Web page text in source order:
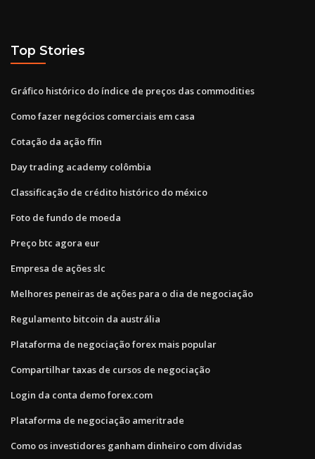
Top Stories
Gráfico histórico do índice de preços das commodities
Como fazer negócios comerciais em casa
Cotação da ação ffin
Day trading academy colômbia
Classificação de crédito histórico do méxico
Foto de fundo de moeda
Preço btc agora eur
Empresa de ações slc
Melhores peneiras de ações para o dia de negociação
Regulamento bitcoin da austrália
Plataforma de negociação forex mais popular
Compartilhar taxas de cursos de negociação
Login da conta demo forex.com
Plataforma de negociação ameritrade
Como os investidores ganham dinheiro com dívidas